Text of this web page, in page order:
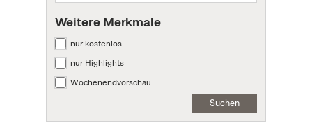
Weitere Merkmale
nur kostenlos
nur Highlights
Wochenendvorschau
Suchen